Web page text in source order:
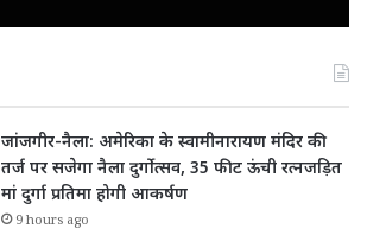
जांजगीर-नैला: अमेरिका के स्वामीनारायण मंदिर की
तर्ज पर सजेगा नैला दुर्गोत्सव, 35 फीट ऊंची रत्नजड़ित
मां दुर्गा प्रतिमा होगी आकर्षण
9 hours ago